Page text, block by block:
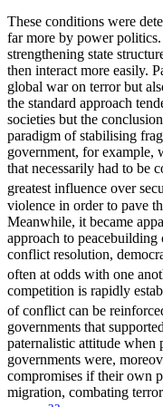
These conditions were
far more by power
strengthening state
then interact more easily.
global war on terror but
the standard approach
societies but the
paradigm of stabi­lising
government, for example,
that necessarily had to be
greatest influence over
violence in order to pave
Meanwhile, it became
approach to peacebuilding
conflict resolution,
often at odds with one
competition is rapidly
of conflict can be
governments that
paternalistic attitude when
governments were,
compromises if their own
migration, combating